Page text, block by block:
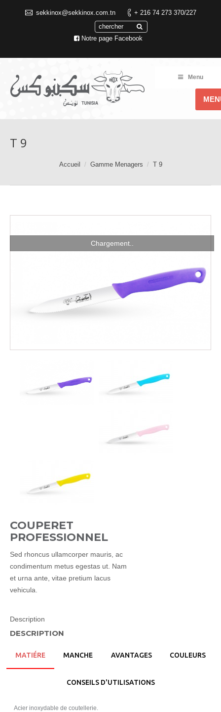
sekkinox@sekkinox.com.tn + 216 74 273 370/227
Notre page Facebook
Menu
T 9
Accueil Gamme Menagers T 9
Chargement..
COUPERET
PROFESSIONNEL
Sed rhoncus ullamcorper mauris, ac
condimentum metus egestas ut. Nam
et urna ante, vitae pretium lacus
vehicula.
Description
DESCRIPTION
MATIÉRE MANCHE AVANTAGES COULEURS
CONSEILS D'UTILISATIONS
Acier inoxydable de coutellerie.